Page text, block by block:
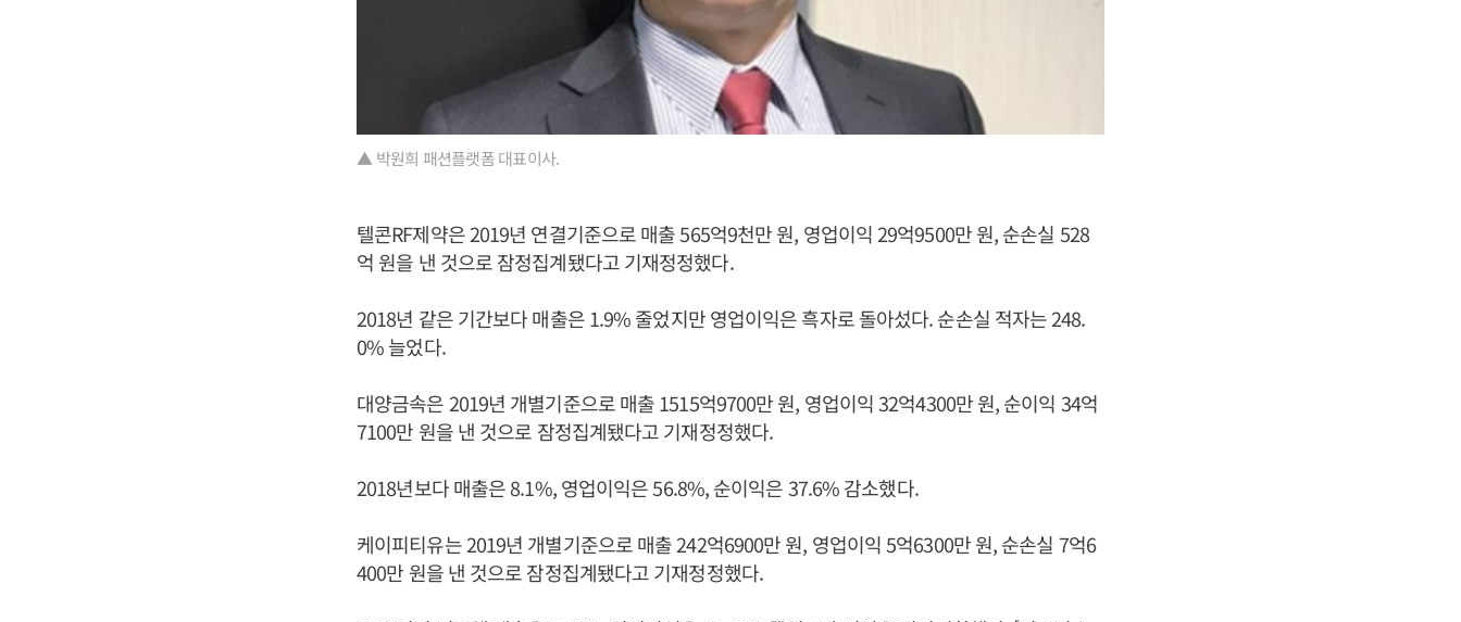
▲ 박원희 패션플랫폼 대표이사.
텔콘RF제약은 2019년 연결기준으로 매출 565억9천만 원, 영업이익 29억9500만 원, 순손실 528
억 원을 낸 것으로 잠정집계됐다고 기재정정했다.
2018년 같은 기간보다 매출은 1.9% 줄었지만 영업이익은 흑자로 돌아섰다. 순손실 적자는 248.
0% 늘었다.
대양금속은 2019년 개별기준으로 매출 1515억9700만 원, 영업이익 32억4300만 원, 순이익 34억
7100만 원을 낸 것으로 잠정집계됐다고 기재정정했다.
2018년보다 매출은 8.1%, 영업이익은 56.8%, 순이익은 37.6% 감소했다.
케이피티유는 2019년 개별기준으로 매출 242억6900만 원, 영업이익 5억6300만 원, 순손실 7억6
400만 원을 낸 것으로 잠정집계됐다고 기재정정했다.